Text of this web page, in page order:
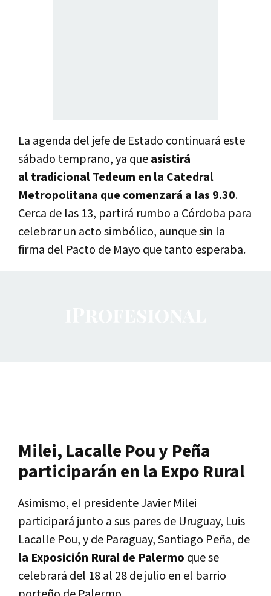
La agenda del jefe de Estado continuará este
sábado temprano, ya queasistirá
al tradicional Tedeum en la Catedral
Metropolitana que comenzará a las 9.30.
Cerca de las 13, partirá rumbo a Córdoba para
celebrar un acto simbólico, aunque sin la
firma del Pacto de Mayo que tanto esperaba.
Milei, Lacalle Pou y Peña
participarán en la Expo Rural
Asimismo, el presidente Javier Milei
participará junto a sus pares de Uruguay, Luis
Lacalle Pou, y de Paraguay, Santiago Peña, de
la Exposición Rural de Palermo que se
celebrará del 18 al 28 de julio en el barrio